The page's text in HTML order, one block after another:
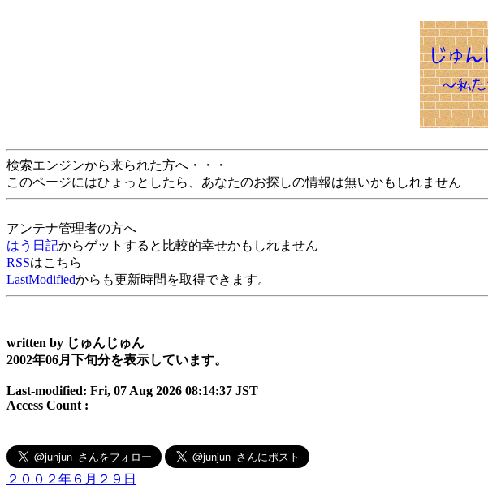
検索エンジンから来られた方へ・・・
このページにはひょっとしたら、あなたのお探しの情報は無いかもしれません
アンテナ管理者の方へ
はう日記からゲットすると比較的幸せかもしれません
RSSはこちら
LastModifiedからも更新時間を取得できます。
written by じゅんじゅん
2002年06月下旬分を表示しています。
Last-modified: Fri, 07 Aug 2026 08:14:37 JST
Access Count :
２００２年６月２９日